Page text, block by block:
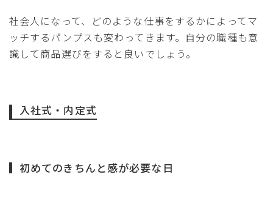
社会人になって、どのような仕事をするかによってマ
ッチするパンプスも変わってきます。自分の職種も意
識して商品選びをすると良いでしょう。
入社式・内定式
初めてのきちんと感が必要な日